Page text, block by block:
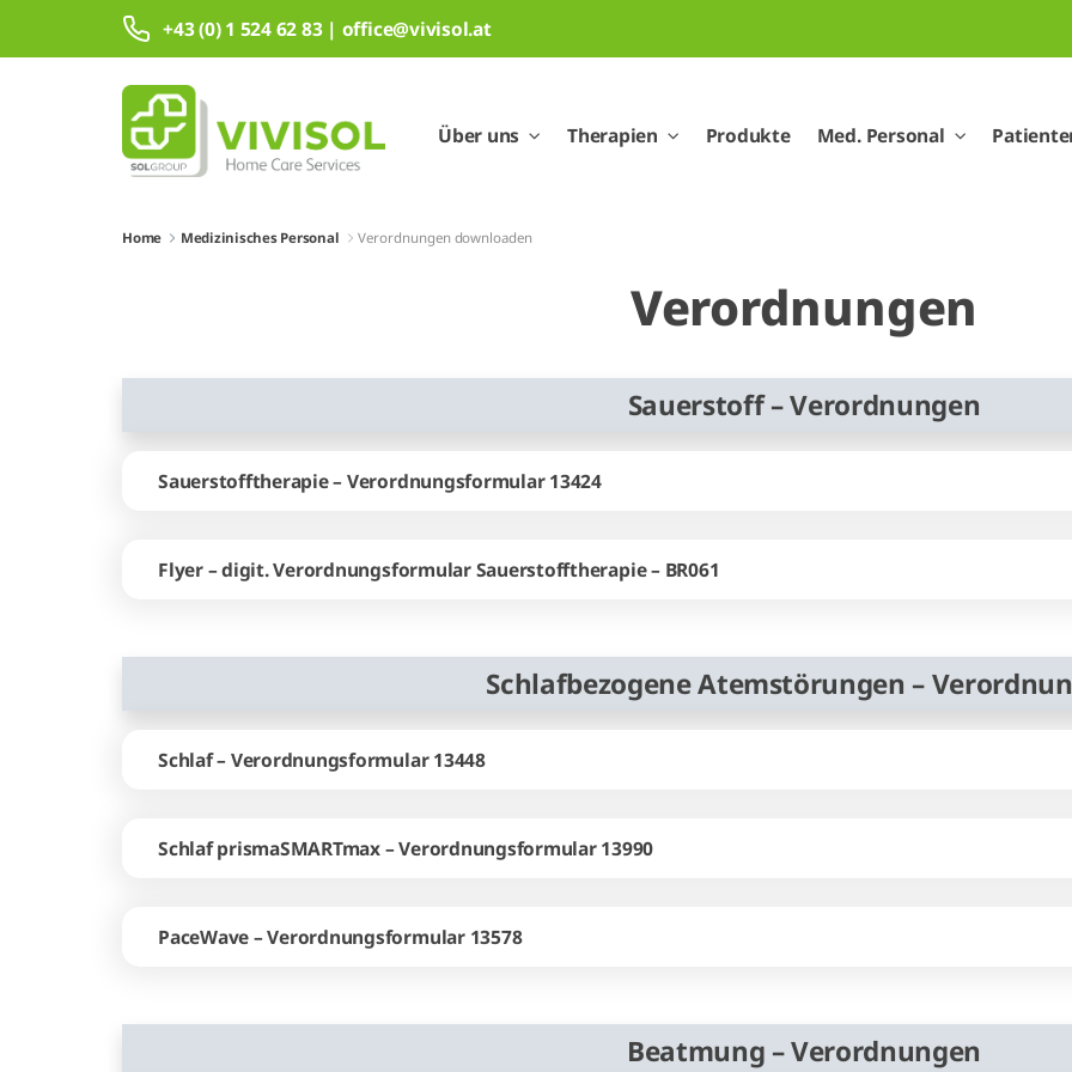
Zum Hauptinhalt springen+43 (0) 1 524 62 83 | office@vivisol.at
Über uns Therapien Produkte Med. Personal
Home Medizinisches Personal Verordnungen downloaden
Verordnungen
Sauerstoff – Verordnungen
Sauerstofftherapie – Verordnungsformular 13424
Flyer – digit. Verordnungsformular Sauerstofftherapie – BR061
Schlafbezogene Atemstörungen –
Schlaf – Verordnungsformular 13448
Schlaf prismaSMARTmax – Verordnungsformular 13990
PaceWave – Verordnungsformular 13578
Beatmung – Verordnungen